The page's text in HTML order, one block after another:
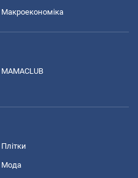
Макроекономіка
MAMACLUB
Плітки
Мода